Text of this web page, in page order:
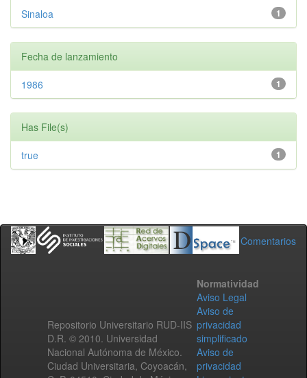
1
Sinaloa
Fecha de lanzamiento
1
1986
Has File(s)
1
true
Comentarios
Repositorio Universitario RUD-IIS
D.R. © 2010. Universidad
Nacional Autónoma de México.
Ciudad Universitaria, Coyoacán,
Normatividad
Aviso Legal
Aviso de
privacidad
simplificado
Aviso de
privacidad